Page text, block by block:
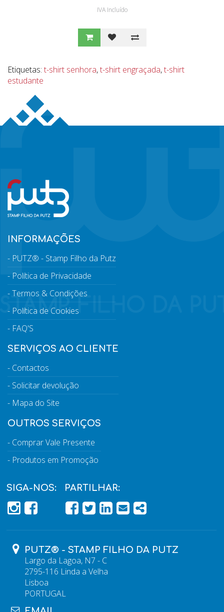
IVA Incluído
Etiquetas: t-shirt senhora,t-shirt engraçada,t-shirt
estudante
INFORMAÇÕES
PUTZ® - Stamp Filho da Putz
Política de Privacidade
Termos & Condições
Política de Cookies
FAQ'S
SERVIÇOS AO CLIENTE
Contactos
Solicitar devolução
Mapa do Site
OUTROS SERVIÇOS
Comprar Vale Presente
Produtos em Promoção
SIGA-NOS:
PÁGINA DO FACEBOOK
PÁGINA DO FACEBOOK
PARTILHAR:
FACEBOOK
TWITTER
LINKEDIN
EMAIL
PUTZ® - STAMP FILHO DA PUTZ
Largo da Lagoa, N7 - C
2795-116 Linda a Velha
Lisboa
PORTUGAL